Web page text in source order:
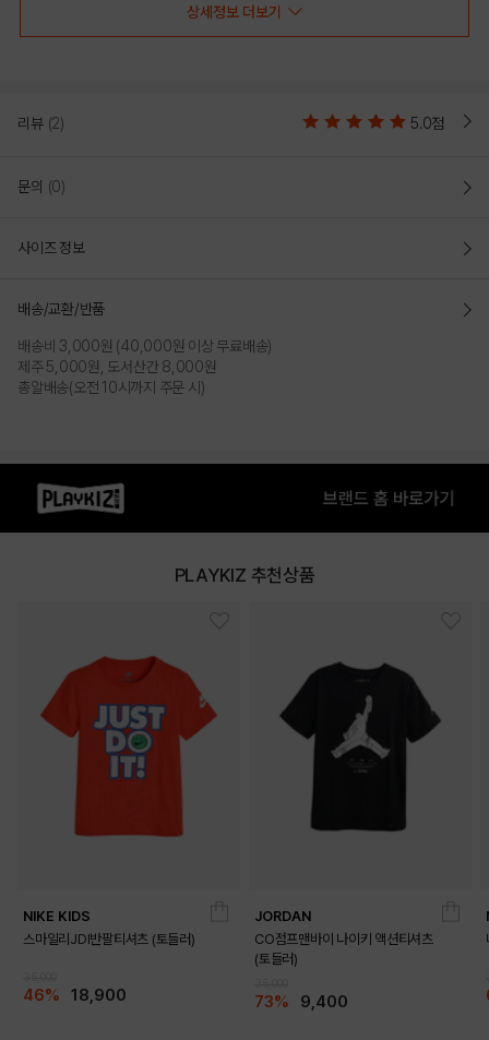
PRODUCT VIEW
상세정보 더보기
리뷰 (2) 5.0점
문의 (0)
사이즈 정보
배송/교환/반품
배송비 3,000원 (40,000원 이상 무료배송)
제주 5,000원, 도서산간 8,000원
총알배송(오전 10시까지 주문 시)
PLAYKIZ 추천상품
NIKE KIDS
스마일리JDI반팔티셔츠 (토들러)
46% 18,900
JORDAN
CO점프맨바이 나이키 액션티셔츠
(토들러)
73% 9,400